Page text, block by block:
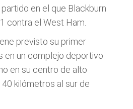
en el que Blackburn
contra el West Ham.
previsto su primer
en un complejo deportivo
en su centro de alto
kilómetros al sur de